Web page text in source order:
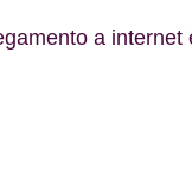
a